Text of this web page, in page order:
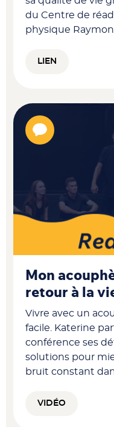
du Centre de
physique
LIEN
Mon
retour à la
Vivre avec un
facile. Katerine
conférence ses
solutions pour
bruit constant
VIDÉO